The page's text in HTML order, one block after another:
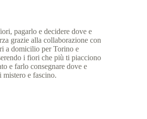
pagarlo e decidere dove e
grazie alla collaborazione con
a domicilio per Torino e
i fiori che più ti piacciono
e farlo consegnare dove e
e fascino.